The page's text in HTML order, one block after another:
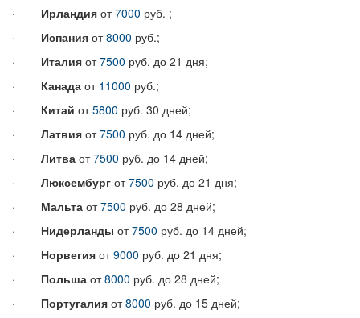
·
Ирландия от7000 руб. ;
· Испания от8000 руб.;
· Италия от7500 руб. до 21 дня;
· Канада от 11000 руб.;
· Китай от5800 руб. 30 дней;
· Латвия от7500 руб. до 14 дней;
· Литва от7500 руб. до 14 дней;
· Люксембург от7500 руб. до 21 дня;
· Мальта от7500 руб. до 28 дней;
· Нидерланды от7500 руб. до 14 дней;
· Норвегия от9000 руб. до 21 дня;
·
Польша от8000 руб. до 28 дней;
·
Португалия от8000 руб. до 15 дней;